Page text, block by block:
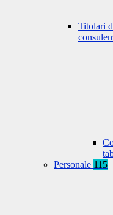
Titolari
Personale 115